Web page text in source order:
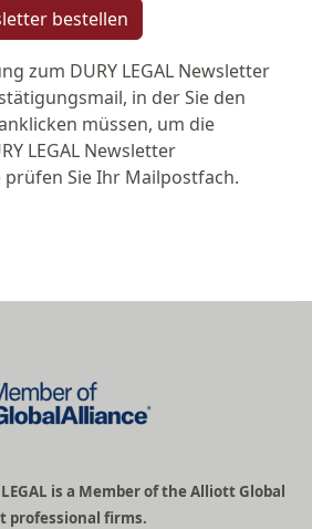
bestellen
zum DURY LEGAL Newsletter
in der Sie den
müssen, um die
LEGAL Newsletter
Sie Ihr Mailpostfach.
is a Member of the Alliott Global
professional firms.